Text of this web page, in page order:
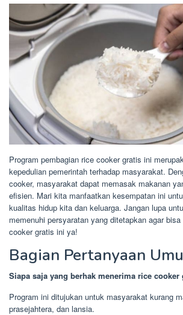
Program pembagian rice cooker gratis ini
kepedulian pemerintah terhadap masyarakat.
cooker, masyarakat dapat memasak makanan
efisien. Mari kita manfaatkan kesempatan ini
kualitas hidup kita dan keluarga. Jangan lupa
memenuhi persyaratan yang ditetapkan agar
cooker gratis ini ya!
Bagian Pertanyaan
Siapa saja yang berhak menerima rice cooker
Program ini ditujukan untuk masyarakat kurang
prasejahtera, dan lansia.